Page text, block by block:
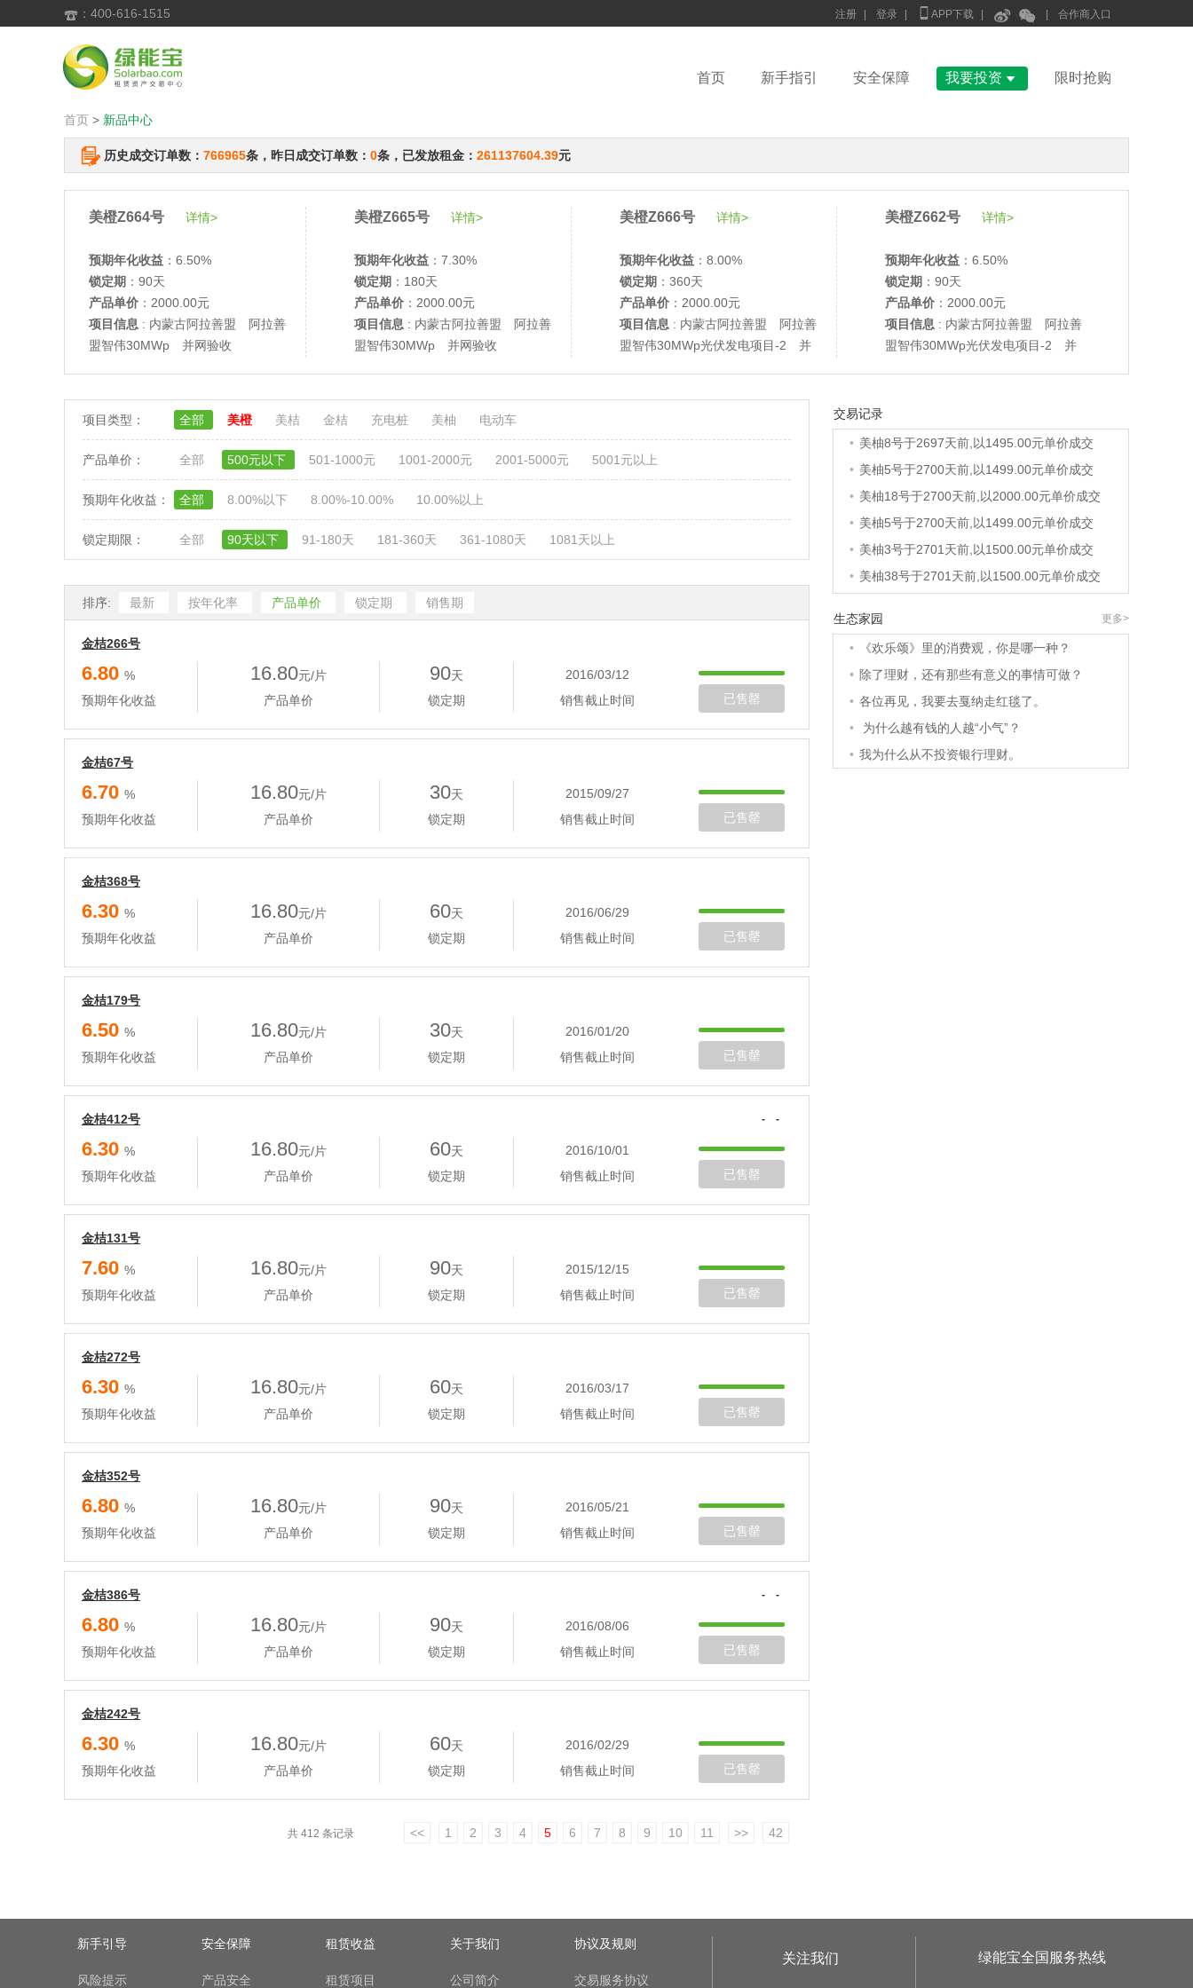
 ：400-616-1515 注册 登录  APP下载   合作商入口
首页 新手指引 安全保障 我要投资  限时抢购
首页 > 新品中心
历史成交订单数： 766965条，昨日成交订单数： 0条，已发放租金： 261137604.39元
美橙Z664号 详情>
预期年化收益 ：6.50%
锁定期 ：90天
产品单价 ：2000.00元
项目信息 : 内蒙古阿拉善盟 阿拉善
盟智伟30MWp 并网验收
美橙Z665号 详情>
预期年化收益 ：7.30%
锁定期 ：180天
产品单价 ：2000.00元
项目信息 : 内蒙古阿拉善盟 阿拉善
盟智伟30MWp 并网验收
美橙Z666号 详情>
预期年化收益 ：8.00%
锁定期 ：360天
产品单价 ：2000.00元
项目信息 : 内蒙古阿拉善盟 阿拉善
盟智伟30MWp光伏发电项目-2 并
美橙Z662号 详情>
预期年化收益 ：6.50%
锁定期 ：90天
产品单价 ：2000.00元
项目信息 : 内蒙古阿拉善盟 阿拉善
盟智伟30MWp光伏发电项目-2 并
项目类型： 全部 美橙 美桔 金桔 充电桩 美柚 电动车
产品单价： 全部 500元以下 501-1000元 1001-2000元 2001-5000元 5001元以上
预期年化收益： 全部 8.00%以下 8.00%-10.00% 10.00%以上
锁定期限： 全部 90天以下 91-180天 181-360天 361-1080天 1081天以上
排序: 最新 按年化率 产品单价 锁定期 销售期
金桔266号
6.80 %
预期年化收益
16.80元/片
产品单价
90天
锁定期
2016/03/12
销售截止时间
已售罄
金桔67号
6.70 %
预期年化收益
16.80元/片
产品单价
30天
锁定期
2015/09/27
销售截止时间
已售罄
金桔368号
6.30 %
预期年化收益
16.80元/片
产品单价
60天
锁定期
2016/06/29
销售截止时间
已售罄
金桔179号
6.50 %
预期年化收益
16.80元/片
产品单价
30天
锁定期
2016/01/20
销售截止时间
已售罄
金桔412号 - -
6.30 %
预期年化收益
16.80元/片
产品单价
60天
锁定期
2016/10/01
销售截止时间
已售罄
金桔131号
7.60 %
预期年化收益
16.80元/片
产品单价
90天
锁定期
2015/12/15
销售截止时间
已售罄
金桔272号
6.30 %
预期年化收益
16.80元/片
产品单价
60天
锁定期
2016/03/17
销售截止时间
已售罄
金桔352号
6.80 %
预期年化收益
16.80元/片
产品单价
90天
锁定期
2016/05/21
销售截止时间
已售罄
金桔386号 - -
6.80 %
预期年化收益
16.80元/片
产品单价
90天
锁定期
2016/08/06
销售截止时间
已售罄
金桔242号
6.30 %
预期年化收益
16.80元/片
产品单价
60天
锁定期
2016/02/29
销售截止时间
已售罄
共 412 条记录 << 1 2 3 4 5 6 7 8 9 10 11 >> 42
交易记录
美柚27号于2686天前,以1995.00元单价成交
美柚6号于2688天前,以1200.00元单价成交
美柚40号于2688天前,以1200.00元单价成交
• 美柚8号于2697天前,以1500.00元单价成交
• 美柚8号于2697天前,以1495.00元单价成交
• 美柚5号于2700天前,以1499.00元单价成交
• 美柚18号于2700天前,以2000.00元单价成交
• 美柚5号于2700天前,以1499.00元单价成交
• 美柚3号于2701天前,以1500.00元单价成交
• 美柚38号于2701天前,以1500.00元单价成交
•
美柚38号于2718天前,以1500.00元单价成交
美柚10号于2718天前,以2000.00元单价成交
美柚8号于2720天前,以1490.00元单价成交
美柚5号于2724天前,以1498.00元单价成交
美柚5号于2725天前,以1465.00元单价成交
美柚9号于2725天前,以1910.00元单价成交
生态家园 更多>
•
《欢乐颂》里的消费观，你是哪一种？
• 除了理财，还有那些有意义的事情可做？
• 各位再见，我要去戛纳走红毯了。
•
为什么越有钱的人越“小气”？
• 我为什么从不投资银行理财。
新手引导
风险提示
安全保障
产品安全
租赁收益
租赁项目
关于我们
公司简介
协议及规则
交易服务协议
关注我们 绿能宝全国服务热线